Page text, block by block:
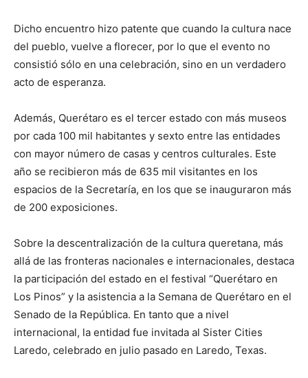
Dicho encuentro hizo patente que cuando la cultura nace
del pueblo, vuelve a florecer, por lo que el evento no
consistió sólo en una celebración, sino en un verdadero
acto de esperanza.
Además, Querétaro es el tercer estado con más museos
por cada 100 mil habitantes y sexto entre las entidades
con mayor número de casas y centros culturales. Este
año se recibieron más de 635 mil visitantes en los
espacios de la Secretaría, en los que se inauguraron más
de 200 exposiciones.
Sobre la descentralización de la cultura queretana, más
allá de las fronteras nacionales e internacionales, destaca
la participación del estado en el festival “Querétaro en
Los Pinos” y la asistencia a la Semana de Querétaro en el
Senado de la República. En tanto que a nivel
internacional, la entidad fue invitada al Sister Cities
Laredo, celebrado en julio pasado en Laredo, Texas.